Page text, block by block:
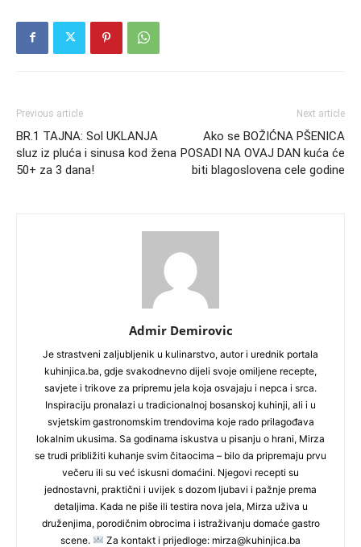
Previous article
BR.1 TAJNA: Sol UKLANJA
sluz iz pluća i sinusa kod žena
50+ za 3 dana!
Next article
Ako se BOŽIĆNA PŠENICA
POSADI NA OVAJ DAN kuća će
biti blagoslovena cele godine
Admir Demirovic
Je strastveni zaljubljenik u kulinarstvo, autor i urednik portala
kuhinjica.ba, gdje svakodnevno dijeli svoje omiljene recepte,
savjete i trikove za pripremu jela koja osvajaju i nepca i srca.
Inspiraciju pronalazi u tradicionalnoj bosanskoj kuhinji, ali i u
svjetskim gastronomskim trendovima koje rado prilagođava
lokalnim ukusima. Sa godinama iskustva u pisanju o hrani, Mirza
se trudi približiti kuhanje svim čitaocima – bilo da pripremaju prvu
večeru ili su već iskusni domaćini. Njegovi recepti su
jednostavni, praktični i uvijek s dozom ljubavi i pažnje prema
detaljima. Kada ne piše ili testira nova jela, Mirza uživa u
druženjima, porodičnim obrocima i istraživanju domaće gastro
scene.
Za kontakt i prijedloge: mirza@kuhinjica.ba